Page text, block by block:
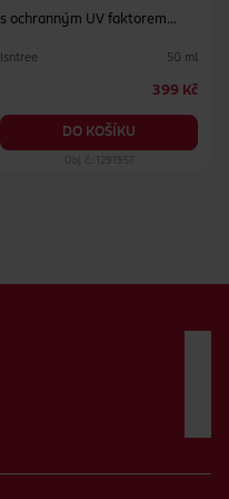
s ochranným UV faktorem
Isntree 50 ml
399 Kč
DO KOŠÍKU
Obj. č.: 1291957